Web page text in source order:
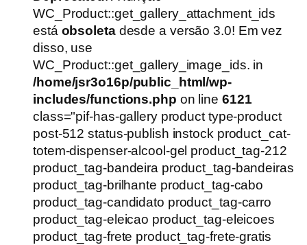
original
era:
atual
é:
WC_Product::get_gallery_attachment_ids
está obsoletadesde a versão 3.0! Em vez
disso, use
WC_Product::get_gallery_image_ids. in
/home/jsr3o16p/public_html/wp-
includes/functions.php on line 6121
class="pif-has-gallery product type-product
post-512 status-publish instock product_cat-
totem-dispenser-alcool-gel product_tag-212
product_tag-bandeira product_tag-bandeiras
product_tag-brilhante product_tag-cabo
product_tag-candidato product_tag-carro
product_tag-eleicao product_tag-eleicoes
product_tag-frete product_tag-frete-gratis